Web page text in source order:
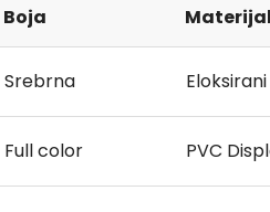
Boja Materijal
Srebrna
Full color PVC